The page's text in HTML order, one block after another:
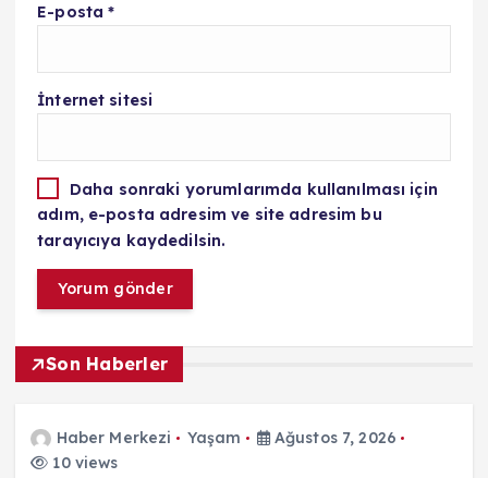
E-posta*
İnternet sitesi
Daha sonraki yorumlarımda kullanılması için
adım, e-posta adresim ve site adresim bu
tarayıcıya kaydedilsin.
Son Haberler
Haber Merkezi Yaşam
Ağustos 7, 2026
10 views